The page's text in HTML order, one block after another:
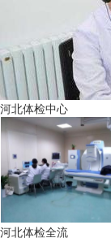
河北体检中心
河北体检全流